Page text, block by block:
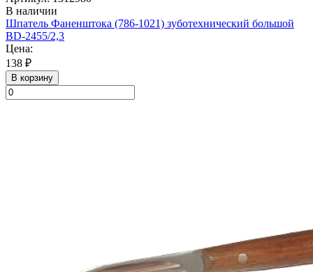
В наличии
Шпатель Фаненштока (786-1021) зуботехнический большой
BD-2455/2,3
Цена:
138 ₽
В корзину